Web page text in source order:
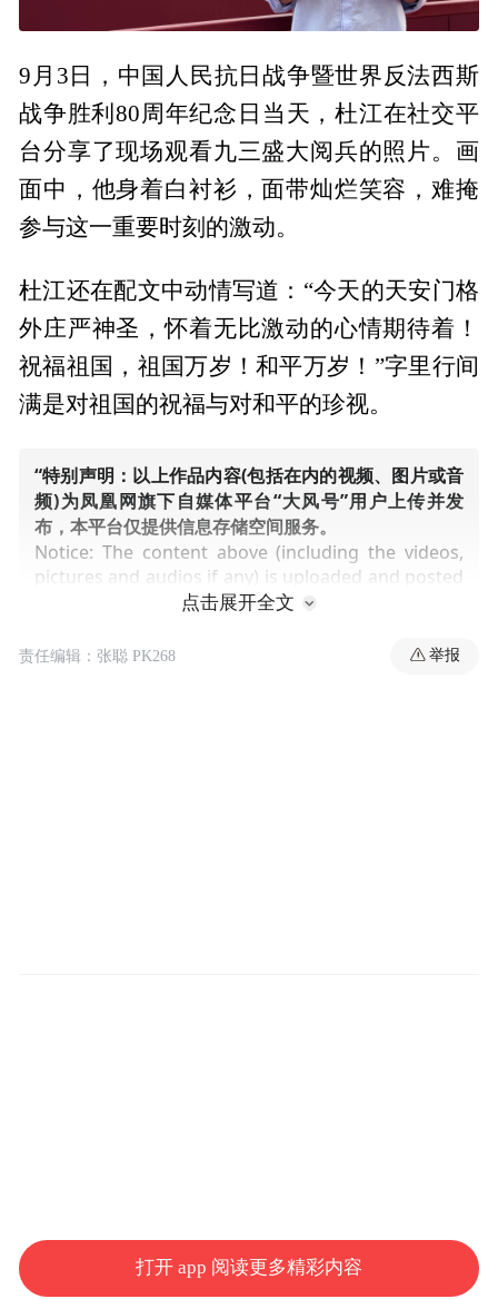
9月3日，中国人民抗日战争暨世界反法西斯
战争胜利80周年纪念日当天，杜江在社交平
台分享了现场观看九三盛大阅兵的照片。画
面中，他身着白衬衫，面带灿烂笑容，难掩
参与这一重要时刻的激动。
杜江还在配文中动情写道：“今天的天安门格
外庄严神圣，怀着无比激动的心情期待着！
祝福祖国，祖国万岁！和平万岁！”字里行间
满是对祖国的祝福与对和平的珍视。
“特别声明：以上作品内容(包括在内的视频、图片或音
频)为凤凰网旗下自媒体平台“大风号”用户上传并发
布，本平台仅提供信息存储空间服务。
Notice: The content above (including the videos,
pictures and audios if any) is uploaded and posted
by the user of Dafeng Hao, which is a social media
space services.”
点击展开全文
责任编辑：张聪 PK268 举报
打开 app 阅读更多精彩内容